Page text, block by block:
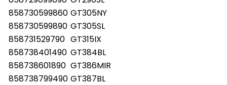
858725438893 VTO 400 / SB 858728542493 GT 285 BL
859134915491 MWH 27343 B 859134515491 MWH 27321 B
859134599491 MWHA 27321 B 859134715491 MWH 2734 B
859134999491 MWHA 27343 B 858734601491 CMCP 34R6 BL
858734901491 CMCP 34R9 BL 858734199291 MCP 341 WH
858934622891 MW 46 SL 858934516290 MW95WS
858730599860 GT305NY
858730599890 GT305SL
858731529790 GT315IX
858738401490 GT384BL
858738601890 GT386MIR
858738799490 GT387BL